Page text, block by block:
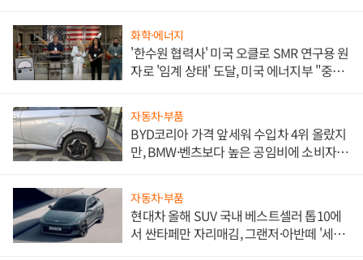
화학·에너지
'한수원 협력사' 미국 오클로 SMR 연구용 원
자로 '임계 상태' 도달, 미국 에너지부 "중요
자동차·부품
BYD코리아 가격 앞세워 수입차 4위 올랐지
만, BMW·벤츠보다 높은 공임비에 소비자
자동차·부품
현대차 올해 SUV 국내 베스트셀러 톱10에
서 싼타페만 자리매김, 그랜저·아반떼 '세단